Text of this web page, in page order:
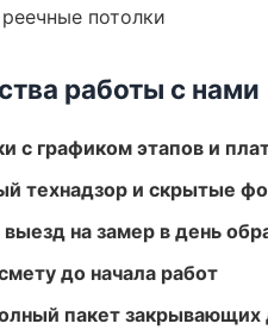
потолки
работы с нами
с графиком этапов и
технадзор и скрытые
на замер в день
до начала работ
пакет закрывающих